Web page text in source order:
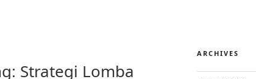
Strategi Lomba
ARCHIVES